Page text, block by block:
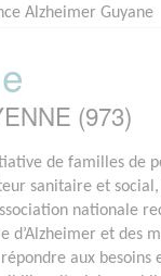
Alzheimer Guyane
(973)
de familles de
sanitaire et
nationale
d’Alzheimer et des
aux